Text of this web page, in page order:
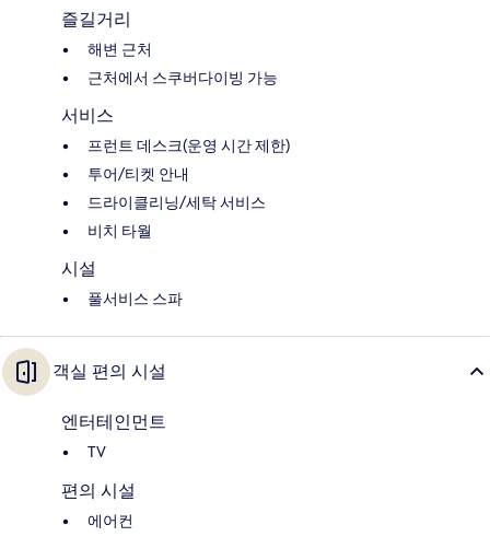
즐길거리
해변 근처
근처에서 스쿠버다이빙 가능
서비스
프런트 데스크(운영 시간 제한)
투어/티켓 안내
드라이클리닝/세탁 서비스
비치 타월
시설
풀서비스 스파
객실 편의 시설
엔터테인먼트
TV
편의 시설
에어컨